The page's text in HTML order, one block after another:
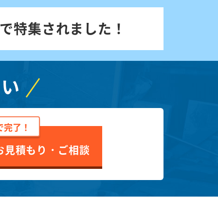
特集されました！
完了！
見積もり・ご相談